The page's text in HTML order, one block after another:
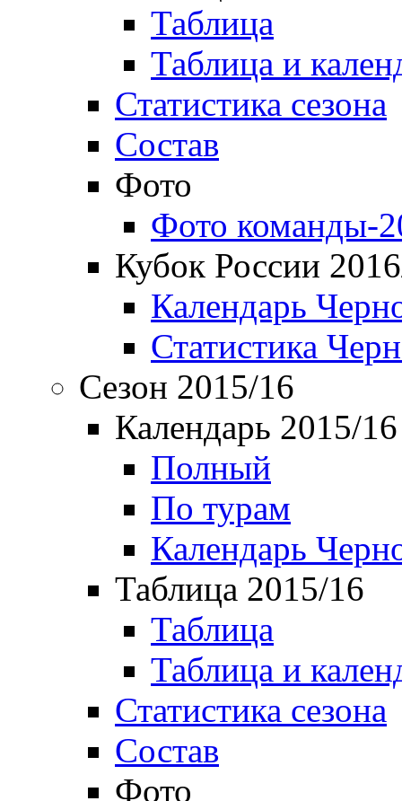
Таблица
Таблица и
Статистика сезона
Состав
Фото
Фото команды-
Кубок России
Календарь
Статистика
Сезон 2015/16
Календарь 2015/16
Полный
По турам
Календарь
Таблица 2015/16
Таблица
Таблица и
Статистика сезона
Состав
Фото